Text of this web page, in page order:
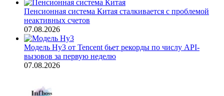
Пенсионная система Китая сталкивается с проблемой
неактивных счетов
07.08.2026
Модель Hy3 от Tencent бьет рекорды по числу API-
вызовов за первую неделю
07.08.2026